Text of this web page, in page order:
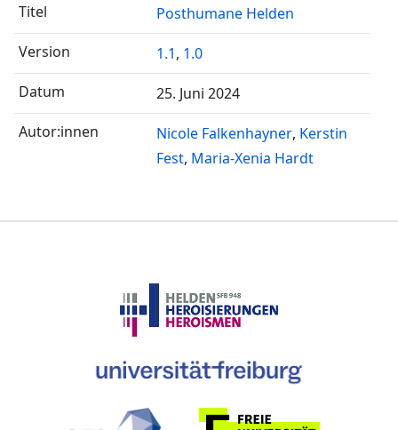
Posthumane Helden
1.1, 1.0
25. Juni 2024
Nicole Falkenhayner Kerstin
Fest Maria-Xenia Hardt